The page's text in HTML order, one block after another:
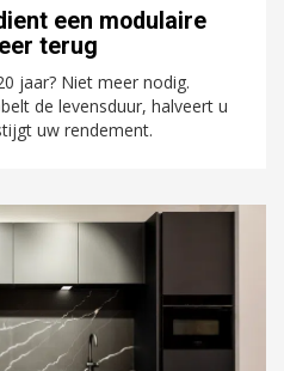
een modulaire
terug
jaar? Niet meer nodig.
de levensduur, halveert u
uw rendement.